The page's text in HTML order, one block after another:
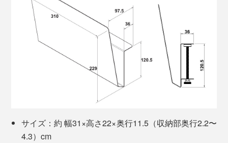
「クラムシェルモード」で仕事をするなら、ノートPC
の置き場に。デスクスペースを有効活用できで、作業効
率がアップ。見た目もすっきり。
天板下に付く固定パーツは直径2cm、位置は天板の端か
ら7mmの位置になるので、天板または幕板の下に固定で
きるか、ご自身のデスクをご確認ください。
天板の端に丸みがある場合も、本品との接地面が2.4cm
※ページ下部の《設置可能なデスク・テーブルについて》をご参照ください。
サイズ：約 幅31×高さ22×奥行11.5（収納部奥行2.2〜
4.3）cm